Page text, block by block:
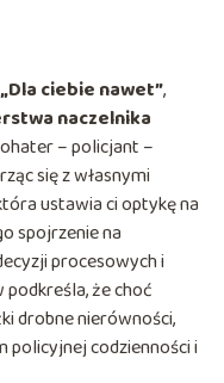
„Dla ciebie nawet”,
naczelnika
– policjant –
się z własnymi
ustawia ci optykę na
spojrzenie na
procesowych i
że choć
drobne nierówności,
policyjnej codzienności i